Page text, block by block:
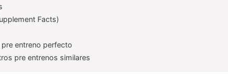
Facts)
entreno perfecto
pre entrenos similares